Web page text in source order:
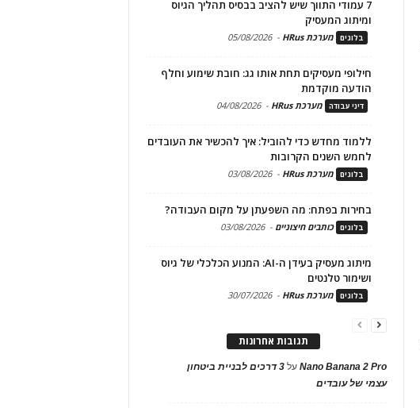
7 עמודי התווך שיש להציב בבסיס תהליך הגיוס
ומיתוג המעסיק
בלוגים מערכת HRus -
05/08/2026
חילופי מעסיקים תחת אותו גג: חובת שימוע וחלף
הודעה מוקדמת
דיני עבודה מערכת HRus -
04/08/2026
ללמוד מחדש כדי להוביל: איך להכשיר את העובדים
לחמש השנים הקרובות
בלוגים מערכת HRus -
03/08/2026
בחירות בפתח: מה השפעתן על מקום העבודה?
בלוגים כותבים חיצוניים -
03/08/2026
מיתוג מעסיק בעידן ה-AI: המנוע הכלכלי של גיוס
ושימור טלנטים
בלוגים מערכת HRus -
30/07/2026
תגובות אחרונות
Nano Banana 2 Proעל
3 דרכים לבניית ביטחון
עצמי של עובדים